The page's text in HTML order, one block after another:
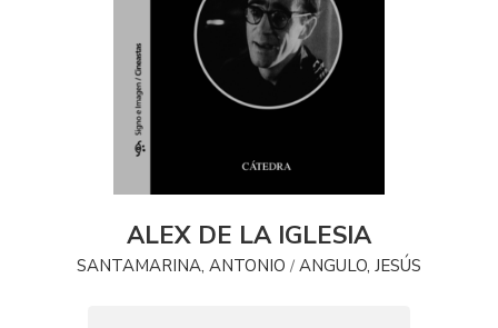
ALEX DE LA IGLESIA
SANTAMARINA, ANTONIO / ANGULO, JESÚS